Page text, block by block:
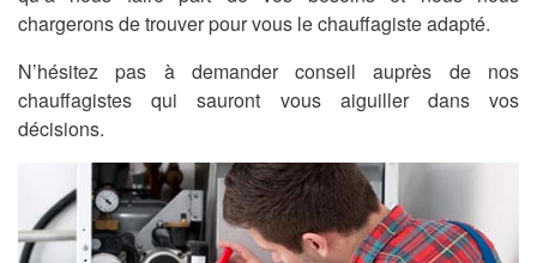
chargerons de trouver pour vous le chauffagiste adapté.
N’hésitez pas à demander conseil auprès de nos
chauffagistes qui sauront vous aiguiller dans vos
décisions.